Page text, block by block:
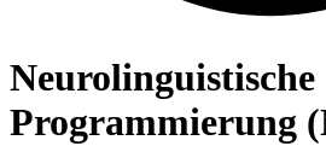
Neurolinguistische
Programmierung